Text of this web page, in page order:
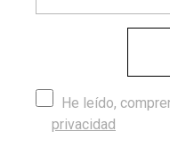
24,95 €
Mostrando 1-4 de 4
He leído,
privacidad